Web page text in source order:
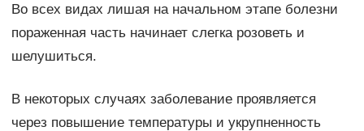
Во всех видах лишая на начальном этапе болезни
пораженная часть начинает слегка розоветь и
шелушиться.
В некоторых случаях заболевание проявляется
через повышение температуры и укрупненность